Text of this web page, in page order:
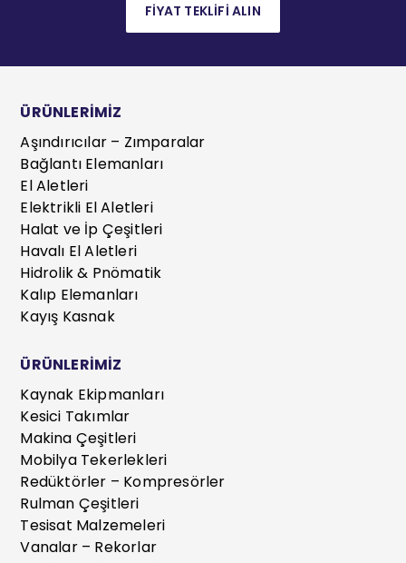
FİYAT TEKLİFİ ALIN
ÜRÜNLERİMİZ
Aşındırıcılar – Zımparalar
Bağlantı Elemanları
El Aletleri
Elektrikli El Aletleri
Halat ve İp Çeşitleri
Havalı El Aletleri
Hidrolik & Pnömatik
Kalıp Elemanları
Kayış Kasnak
ÜRÜNLERİMİZ
Kaynak Ekipmanları
Kesici Takımlar
Makina Çeşitleri
Mobilya Tekerlekleri
Redüktörler – Kompresörler
Rulman Çeşitleri
Tesisat Malzemeleri
Vanalar – Rekorlar